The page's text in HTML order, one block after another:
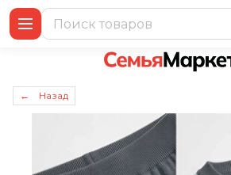
← Назад